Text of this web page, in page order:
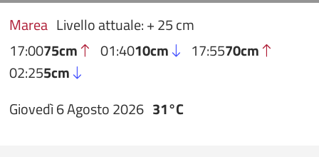
Marea Livello attuale: + 25 cm
17:0075cm 01:4010cm 17:5570cm
02:255cm
Giovedì 6 Agosto 2026 31°C